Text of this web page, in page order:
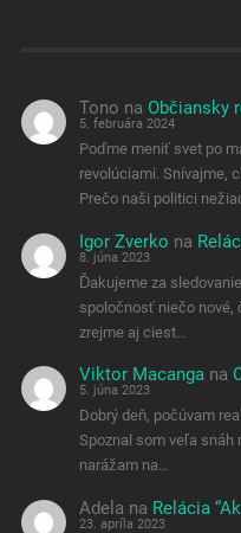
Tono na Občiansky
5. februára 2024
Poďme meniť svet po
revolúciami. Snívajme,
Prečo naši politici
Igor Zverko na
8. júna 2023
Ďakujeme za
spoločnosť niečo nové,
zrejme aj ciest…
Viktor Macanga na
5. júna 2023
Dobrý deň, počúvam
Spoznal som veľa snáh
narážam na…
Adela na Relácia
23. apríla 2023